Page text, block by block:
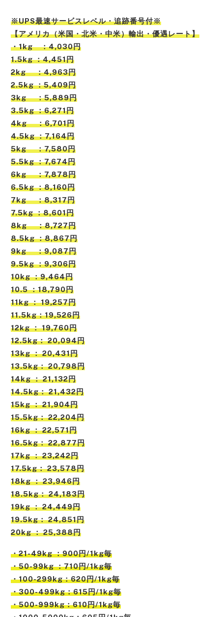
※UPS最速サービスレベル・追跡番号付※
【アメリカ（米国・北米・中米）輸出・優遇レート】
・1kg ：4,030円
1.5kg ：4,451円
2kg ：4,963円
2.5kg ：5,409円
3kg ：5,889円
3.5kg ：6,271円
4kg ：6,701円
4.5kg ：7,164円
5kg ：7,580円
5.5kg ：7,674円
6kg ：7,878円
6.5kg ：8,160円
7kg ：8,317円
7.5kg ：8,601円
8kg ：8,727円
8.5kg ：8,867円
9kg ：9,087円
9.5kg ：9,306円
10kg ：9,464円
10.5 ：18,790円
11kg ： 19,257円
11.5kg：19,526円
12kg ： 19,760円
12.5kg： 20,094円
13kg ： 20,431円
13.5kg： 20,798円
14kg ： 21,132円
14.5kg： 21,432円
15kg ： 21,904円
15.5kg： 22,204円
16kg ： 22,571円
16.5kg： 22,877円
17kg ： 23,242円
17.5kg： 23,578円
18kg ： 23,946円
18.5kg： 24,183円
19kg ： 24,449円
19.5kg： 24,851円
20kg ： 25,388円
・21-49kg ：900円/1kg毎
・50-99kg ：710円/1kg毎
・100-299kg：620円/1kg毎
・300-499kg：615円/1kg毎
・500-999kg：610円/1kg毎